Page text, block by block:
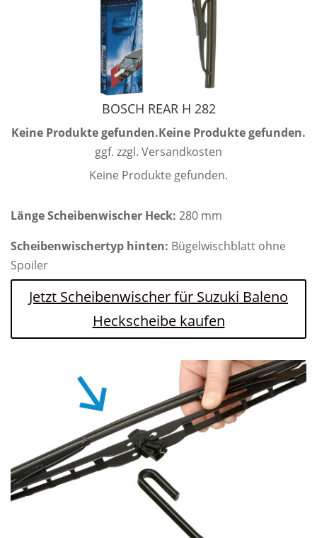
BOSCH REAR H 282
Keine Produkte gefunden.Keine Produkte gefunden.
ggf. zzgl. Versandkosten
Keine Produkte gefunden.
Länge Scheibenwischer Heck: 280 mm
Scheibenwischertyp hinten: Bügelwischblatt ohne
Spoiler
Jetzt Scheibenwischer für Suzuki Baleno
Heckscheibe kaufen